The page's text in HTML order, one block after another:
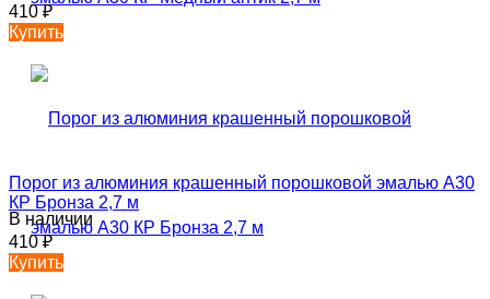
410₽
Купить
Порог из алюминия крашенный порошковой эмалью А30
КР Бронза 2,7 м
В наличии
410₽
Купить